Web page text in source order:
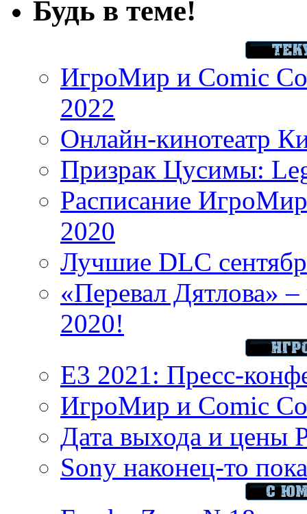
Будь в теме!
ИгроМир и Comic
2022
Онлайн-кинотеатр
Призрак Цусимы:
Расписание
2020
Лучшие DLC
«Перевал Дятлова»
2020!
E3 2021: Пресс-
ИгроМир и Comic
Дата выхода и цены
Sony наконец-то